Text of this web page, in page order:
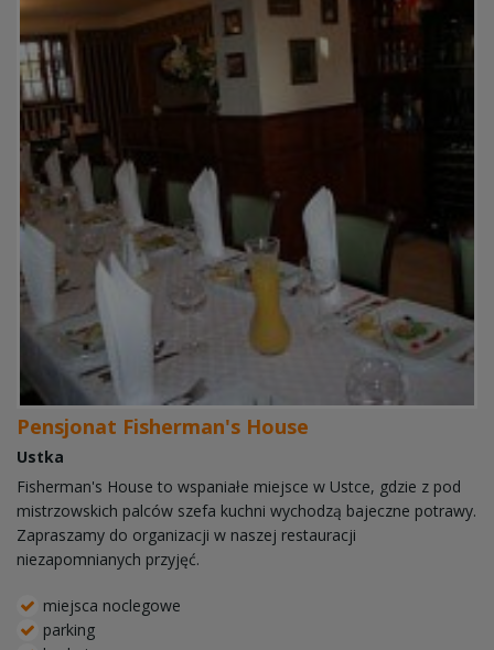
Pensjonat Fisherman's House
Ustka
Fisherman's House to wspaniałe miejsce w Ustce, gdzie z pod
mistrzowskich palców szefa kuchni wychodzą bajeczne potrawy.
Zapraszamy do organizacji w naszej restauracji
niezapomnianych przyjęć.
miejsca noclegowe
parking